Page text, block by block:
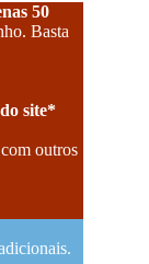
50
Basta
site*
outros